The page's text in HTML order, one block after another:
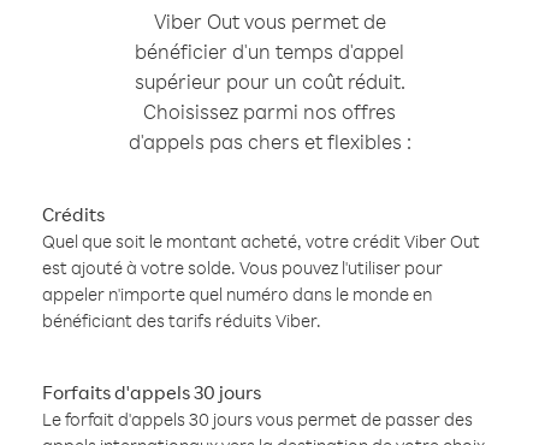
Viber Out vous permet de
bénéficier d'un temps d'appel
supérieur pour un coût réduit.
Choisissez parmi nos offres
d'appels pas chers et flexibles :
Crédits
Quel que soit le montant acheté, votre crédit Viber Out
est ajouté à votre solde. Vous pouvez l'utiliser pour
appeler n'importe quel numéro dans le monde en
bénéficiant des tarifs réduits Viber.
Forfaits d'appels 30 jours
Le forfait d'appels 30 jours vous permet de passer des